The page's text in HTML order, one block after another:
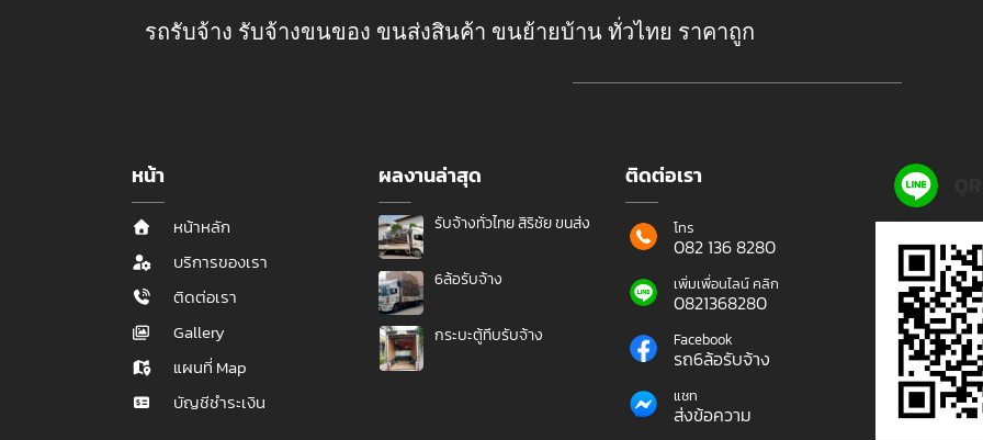
รถรับจ้าง รับจ้างขนของ ขนส่งสินค้า ขนย้ายบ้าน ทั่วไทย ราคาถูก
หน้า
หน้าหลัก
บริการของเรา
ติดต่อเรา
Gallery
แผนที่ Map
บัญชีชำระเงิน
ผลงานล่าสุด
รับจ้างทั่วไทย สิริชัย ขนส่ง
6ล้อรับจ้าง
กระบะตู้ทึบรับจ้าง
ติดต่อเรา
โทร
082 136 8280
เพิ่มเพื่อนไลน์ คลิก
0821368280
Facebook
รถ6ล้อรับจ้าง
แชท
ส่งข้อความ